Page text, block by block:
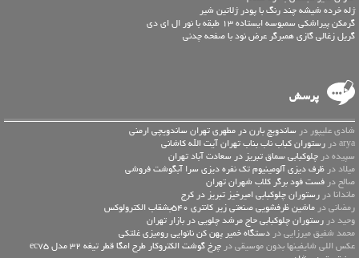
ژله خرده شیشه چند رنگ با پودر ژلاتین شیر
گرمکن پیراشکی سمبوسه ایستاده 13 طبقه با نور ال ای دی
گریل زغالی گازی همبرگر عرض نود با صفحه چدنی
پرسش
شادی علیپور در ساندویچ بارن در مطهری تهران ساندویچی ارمنی
arya در
رستوران کباب ناب بناب تهران آیت الله کاشانی
سپیده در چلوکبابی سماق تبریز در سعادت آباد تهران
میلاد در ظرف دیزی آلومینیوم تک نفره دیزی سرا آبگوشت فروشی
صالح در فست فود برگر کلاب شهران تهران
ماندانا در رستوران چلوکبابی امیرخیز تبریز در کرج
رمضانی در ماشین ظرفشویی صنعتی زیر کانتری 540بشقاب الکترولوکس
وحید در رستوران چلوکبابی حاج مرشد چلویی در بازار تهران
محمد شفیق میرزایی در دستگاه خمیر پهن کن نانوایی رومیزی غلتکی
عكس اللي شايفينها بدون موسيقى در
چرخ گوشت الکتروکار طرح امگا قطر تیغه 32 مدل ec75